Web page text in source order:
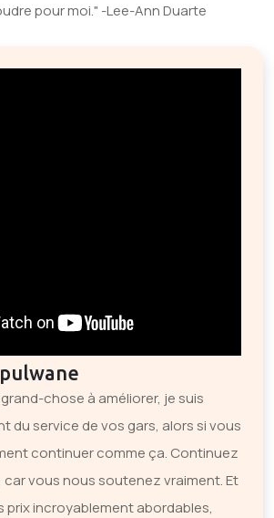
pour moi." -Lee-Ann Duarte
chose à améliorer, je suis
du service de vos gars, alors si vous
continuer comme ça. Continuez
car vous nous soutenez vraiment. Et
prix incroyablement abordables,